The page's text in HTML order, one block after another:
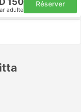
adulte
Réserver